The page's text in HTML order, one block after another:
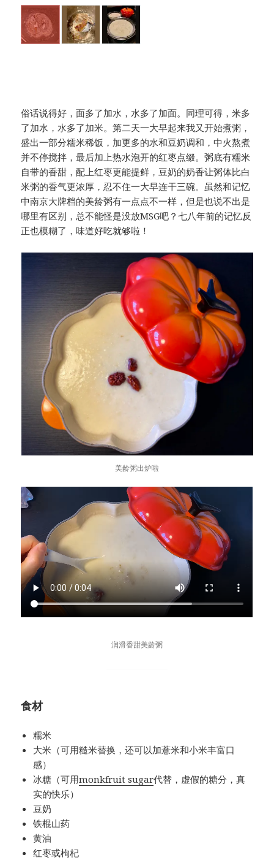
俗话说得好，面多了加水，水多了加面。同理可得，米多
了加水，水多了加米。第二天一大早起来我又开始煮粥，
盛出一部分糯米稀饭，加更多的水和豆奶调和，中火熬煮
并不停搅拌，最后加上热水泡开的红枣点缀。粥底有糯米
自带的香甜，配上红枣更能提鲜，豆奶的奶香让粥体比白
米粥的香气更浓厚，忍不住一大早连干三碗。虽然和记忆
中南京大牌档的美龄粥有一点点不一样，但是也说不出是
哪里有区别，总不能怪是没放MSG吧？七八年前的记忆反
正也模糊了，味道好吃就够啦！
美龄粥出炉啦
润滑香甜美龄粥
食材
糯米
大米（可用糙米替换，还可以加薏米和小米丰富口
感）
冰糖（可用monkfruit sugar代替，虚假的糖分，真
实的快乐）
豆奶
铁棍山药
黄油
红枣或枸杞